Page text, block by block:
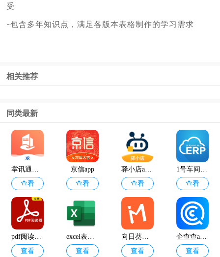
受
-包含多年知识点，满足各版本表格制作的学习需求
相关推荐
同类最新
查看
京信app
查看
查看
查看
查看
查看
查看
查看